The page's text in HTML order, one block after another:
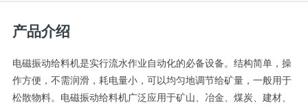
产品介绍
电磁振动给料机是实行流水作业自动化的必备设备。结构简单，操
作方便，不需润滑，耗电量小，可以均匀地调节给矿量，一般用于
松散物料。电磁振动给料机广泛应用于矿山、冶金、煤炭、建材、